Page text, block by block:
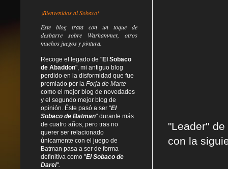
"Leader"
con la
¡Bienvenidos al Sobaco!
Este blog trata con un toque de
desbarre sobre Warhammer, otros
muchos juegos y pintura.
Recoge el legado de "El Sobaco
de Abaddon", mi antiguo blog
perdido en la disformidad que fue
premiado por la Forja de Marte
como el mejor blog de novedades
y el segundo mejor blog de
opinión. Éste pasó a ser "El
Sobaco de Batman" durante más
de cuatro años, pero tras no
querer ser relacionado
únicamente con el juego de
Batman pasa a ser de forma
definitiva como "El Sobaco de
Darel".